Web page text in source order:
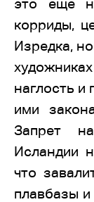
это ещё
корриды,
Изредка,
наглость и
ими
Запрет
Исландии
что
плавбазы